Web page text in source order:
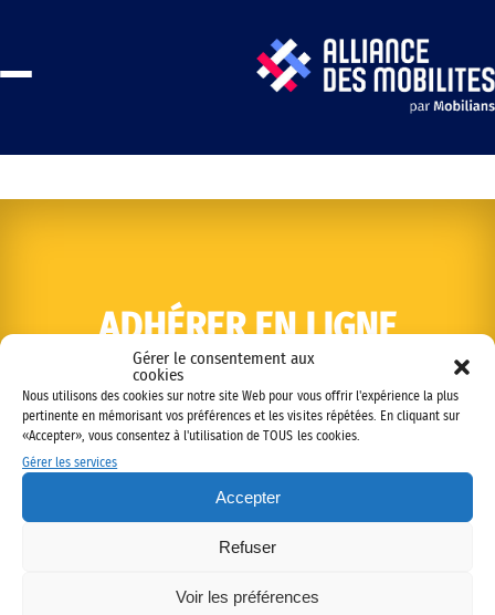
Gérer le consentement aux
cookies
Nous utilisons des cookies sur notre site Web pour vous offrir l'expérience la plus
pertinente en mémorisant vos préférences et les visites répétées. En cliquant sur
«Accepter», vous consentez à l'utilisation de TOUS les cookies.
Gérer les services
Accepter
Refuser
Voir les préférences
ADHÉRER EN LIGNE
Copyright © 2022 Alliance des mobilités
Mentions légales Politique de confidentialité Contact